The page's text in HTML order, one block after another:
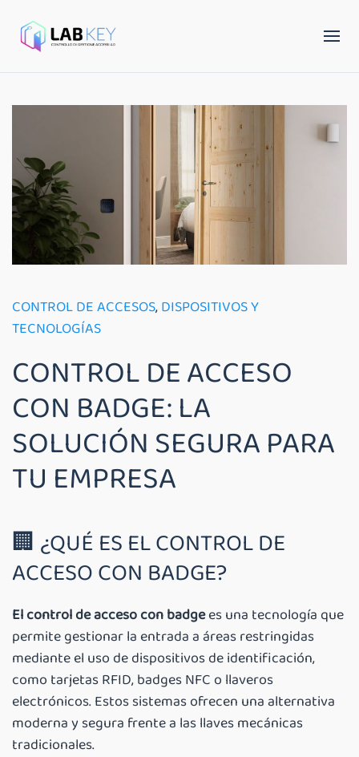
CONTROL DE ACCESOS,DISPOSITIVOS Y
TECNOLOGÍAS
CONTROL DE ACCESO
CON BADGE: LA
SOLUCIÓN SEGURA PARA
TU EMPRESA
🏢 ¿QUÉ ES EL CONTROL DE
ACCESO CON BADGE?
El control de acceso con badgees una tecnología que
permite gestionar la entrada a áreas restringidas
mediante el uso de dispositivos de identificación,
como tarjetas RFID, badges NFC o llaveros
electrónicos. Estos sistemas ofrecen una alternativa
moderna y segura frente a las llaves mecánicas
tradicionales.